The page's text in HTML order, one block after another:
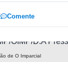
Comente
de O Imparcial